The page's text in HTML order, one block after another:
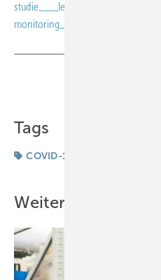
monitoring____startet.html
Tags
COVID-19
Weitere Inhalte